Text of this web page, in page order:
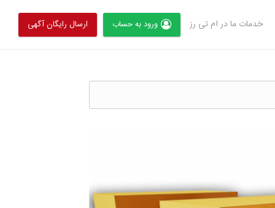
خدمات ما در ام تی رز ورود به حساب ارسال رایگان آگهی